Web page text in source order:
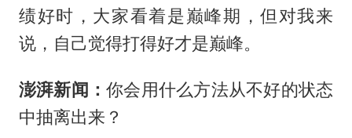
绩好时，大家看着是巅峰期，但对我来
说，自己觉得打得好才是巅峰。
澎湃新闻：你会用什么方法从不好的状态
中抽离出来？